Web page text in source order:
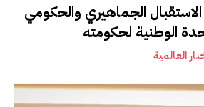
الجماهيري والحكومي
الوطنية لحكومته
العالمية